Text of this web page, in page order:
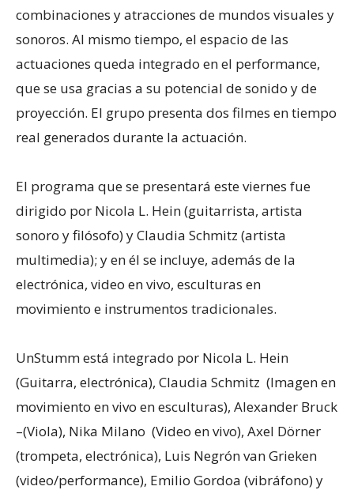
combinaciones y atracciones de mundos visuales y
sonoros. Al mismo tiempo, el espacio de las
actuaciones queda integrado en el performance,
que se usa gracias a su potencial de sonido y de
proyección. El grupo presenta dos filmes en tiempo
real generados durante la actuación.
El programa que se presentará este viernes fue
dirigido por Nicola L. Hein (guitarrista, artista
sonoro y filósofo) y Claudia Schmitz (artista
multimedia); y en él se incluye, además de la
electrónica, video en vivo, esculturas en
movimiento e instrumentos tradicionales.
UnStumm está integrado por Nicola L. Hein
(Guitarra, electrónica), Claudia Schmitz (Imagen en
movimiento en vivo en esculturas), Alexander Bruck
–(Viola), Nika Milano (Video en vivo), Axel Dörner
(trompeta, electrónica), Luis Negrón van Grieken
(video/performance), Emilio Gordoa (vibráfono) y